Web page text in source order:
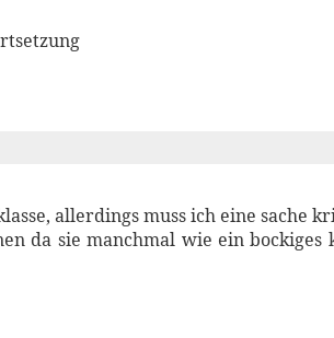
allerdings muss ich eine sache
da sie manchmal wie ein bockiges